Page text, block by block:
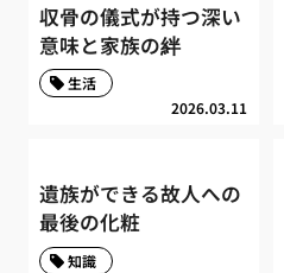
収骨の儀式が持つ深い
意味と家族の絆
2026.03.11
生活
遺族ができる故人への
最後の化粧
知識